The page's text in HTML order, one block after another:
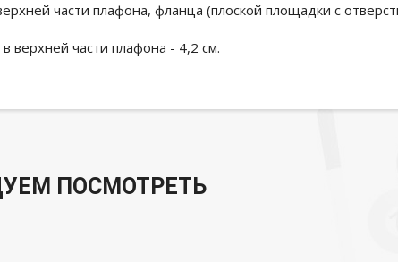
части плафона, фланца (плоской площадки с
верхней части плафона - 4,2 см.
ПОСМОТРЕТЬ